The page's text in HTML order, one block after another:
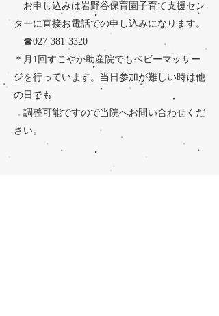
お申し込みは岩野谷保育園子育て支援セン
ターに直接お電話での申し込みになります。
​ ☎027-381-3320
＊月1回すこやか助産院でもベビーマッサー
ジを行っています。当日参加が難しい時は他
の日でも
​ 調整可能ですので当院へお問い合わせくだ
さい。